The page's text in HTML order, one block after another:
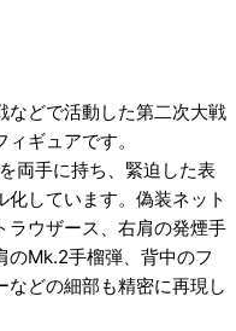
どで活動した第二次大戦
ギュアです。
両手に持ち、緊迫した表
しています。偽装ネット
ラウザース、右肩の発煙手
のMk.2手榴弾、背中のフ
などの細部も精密に再現し